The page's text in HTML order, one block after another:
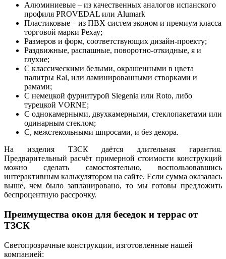
Алюминиевые – из качественных аналогов испанского
профиля PROVEDAL или Alumark
Пластиковые – из ПВХ систем эконом и премиум класса
торговой марки Рехау;
Размеров и форм, соответствующих дизайн-проекту;
Раздвижные, распашные, поворотно-откидные, я и
глухие;
С классическими белыми, окрашенными в цвета
палитры Ral, или ламинированными створками и
рамами;
С немецкой фурнитурой Siegenia или Roto, либо
турецкой VORNE;
С однокамерными, двухкамерными, стеклопакетами или
одинарным стеклом;
С, межстекольными шпросами, и без декора.
На изделия ТЗСК даётся длительная гарантия.
Предварительный расчёт примерной стоимости конструкций
можно сделать самостоятельно, воспользовавшись
интерактивным калькулятором на сайте. Если сумма оказалась
выше, чем было запланировано, то мы готовы предложить
беспроцентную рассрочку.
Преимущества окон для беседок и террас от
ТЗСК
Светопрозрачные конструкции, изготовленные нашей
компанией: